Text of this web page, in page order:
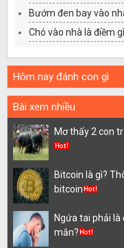
Bướm đen bay vào
Chó vào nhà là điềm
Hôm nay đánh con gì
Bài xem nhiều
Mơ thấy 2 con
Bitcoin là gì?
bitcoin
Ngứa tai phải là
mắn?